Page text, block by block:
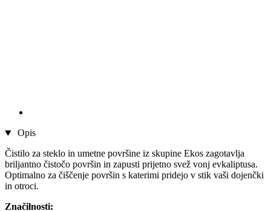
Opis
Čistilo za steklo in umetne površine iz skupine Ekos zagotavlja
briljantno čistočo površin in zapusti prijetno svež vonj evkaliptusa.
Optimalno za čiščenje površin s katerimi pridejo v stik vaši dojenčki
in otroci.
Značilnosti: